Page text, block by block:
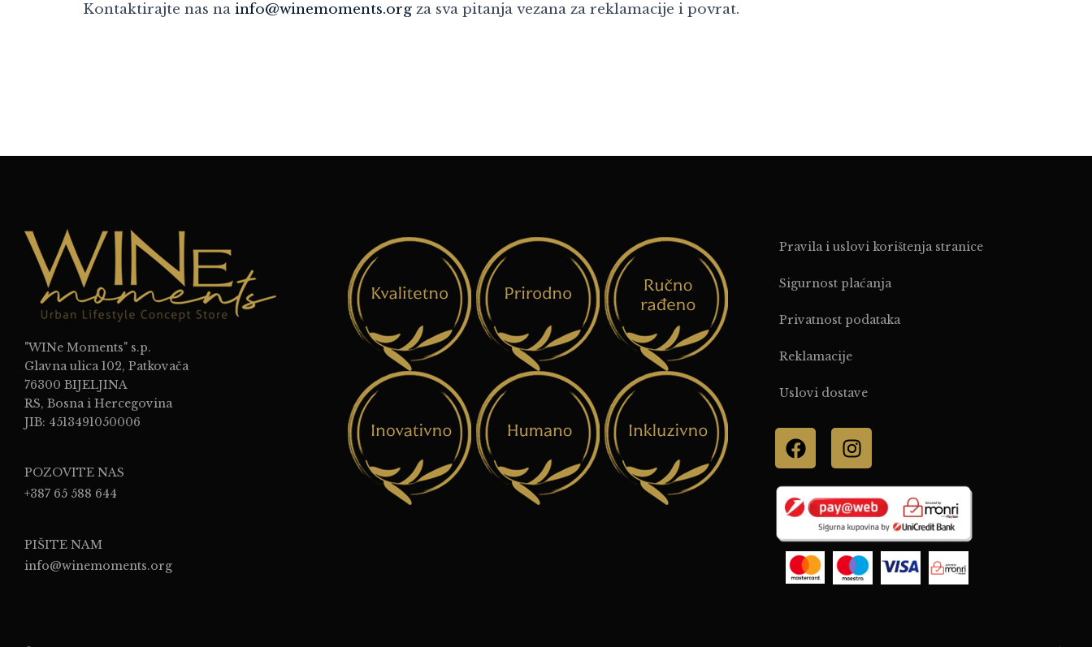
Kontaktirajte nas na info@winemoments.org za sva pitanja vezana za reklamacije i povrat.
"WINe Moments" s.p.
Glavna ulica 102, Patkovača
76300 BIJELJINA
RS, Bosna i Hercegovina
JIB: 4513491050006
POZOVITE NAS
+387 65 588 644
PIŠITE NAM
info@winemoments.org
Pravila i uslovi korištenja stranice
Sigurnost plaćanja
Privatnost podataka
Reklamacije
Uslovi dostave